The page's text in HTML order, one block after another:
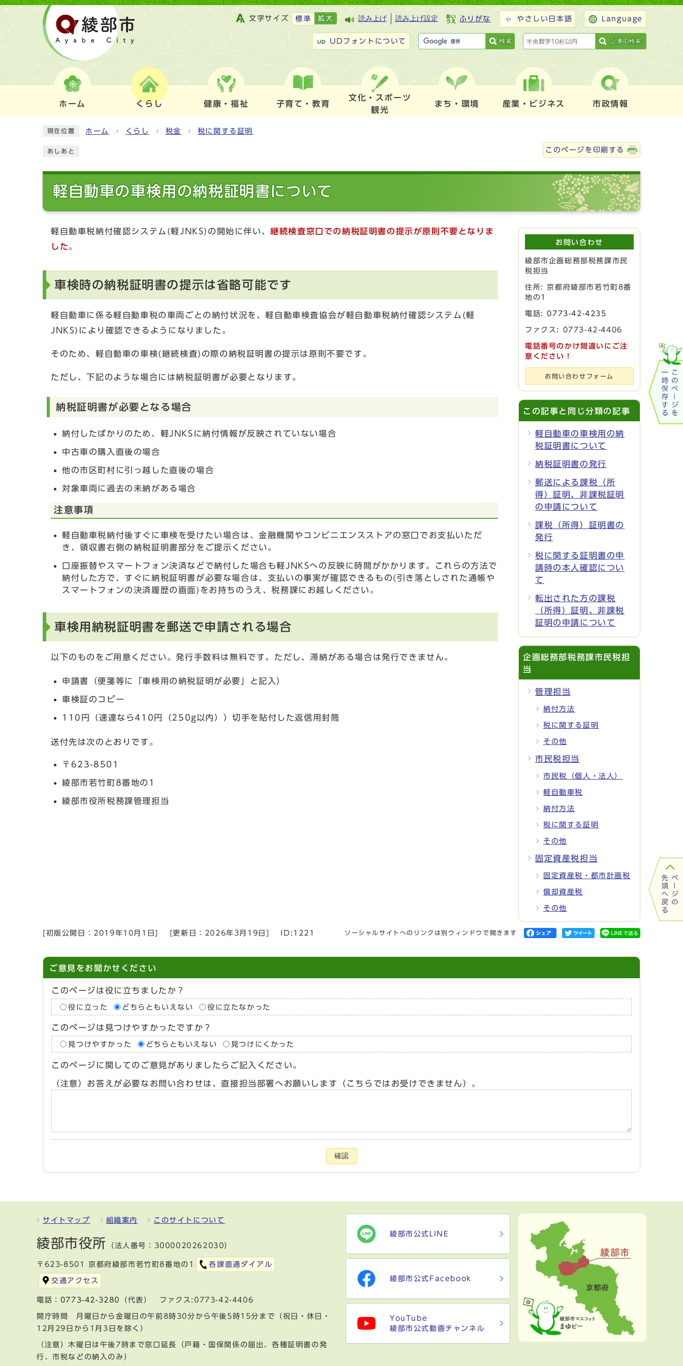
文字サイズ 標準 拡大 読み上げ 読み上げ設定 ふりがな やさしい日本語 Language
UDフォントについて 検索 記事ID検索
ホーム くらし 健康・福祉 子育て・教育
文化・スポーツ
観光
まち・環境 産業・ビジネス 市政情報
現在位置 ホーム くらし 税金 税に関する証明
あしあと このページを印刷する
軽自動車の車検用の納税証明書について
軽自動車税納付確認システム(軽JNKS)の開始に伴い、継続検査窓口での納税証明書の提示が原則不要となりま
した。
車検時の納税証明書の提示は省略可能です
軽自動車に係る軽自動車税の車両ごとの納付状況を、軽自動車検査協会が軽自動車税納付確認システム(軽
JNKS)により確認できるようになりました。
そのため、軽自動車の車検(継続検査)の際の納税証明書の提示は原則不要です。
ただし、下記のような場合には納税証明書が必要となります。
納税証明書が必要となる場合
納付したばかりのため、軽JNKSに納付情報が反映されていない場合
中古車の購入直後の場合
他の市区町村に引っ越した直後の場合
対象車両に過去の未納がある場合
注意事項
軽自動車税納付後すぐに車検を受けたい場合は、金融機関やコンビニエンスストアの窓口でお支払いただ
き、領収書右側の納税証明書部分をご提示ください。
口座振替やスマートフォン決済などで納付した場合も軽JNKSへの反映に時間がかかります。これらの方法で
納付した方で、すぐに納税証明書が必要な場合は、支払いの事実が確認できるもの(引き落としされた通帳や
スマートフォンの決済履歴の画面)をお持ちのうえ、税務課にお越しください。
車検用納税証明書を郵送で申請される場合
以下のものをご用意ください。発行手数料は無料です。ただし、滞納がある場合は発行できません。
申請書（便箋等に「車検用の納税証明が必要」と記入）
車検証のコピー
110円（速達なら410円（250g以内））切手を貼付した返信用封筒
送付先は次のとおりです。
〒623-8501
綾部市若竹町8番地の1
綾部市役所税務課管理担当
お問い合わせ
綾部市企画総務部税務課市民
税担当
住所: 京都府綾部市若竹町8番
地の1
電話:0773-42-4235
ファクス: 0773-42-4406
電話番号のかけ間違いにご注
意ください！
お問い合わせフォーム
この記事と同じ分類の記事
軽自動車の車検用の納
税証明書について
納税証明書の発行
郵送による課税（所
得）証明、非課税証明
の申請について
課税（所得）証明書の
発行
税に関する証明書の申
請時の本人確認につい
て
転出された方の課税
（所得）証明、非課税
証明の申請について
企画総務部税務課市民税担
当
管理担当
納付方法
税に関する証明
その他
市民税担当
市民税（個人・法人）
軽自動車税
納付方法
税に関する証明
その他
固定資産税担当
固定資産税・都市計画税
償却資産税
その他
[初版公開日： 2019年10月1日 [更新日： 2026年3月19日 ID:1221 ソーシャルサイトへのリンクは別ウィンドウで開きます
ご意見をお聞かせください
このページは役に立ちましたか？
役に立った どちらともいえない 役に立たなかった
このページは見つけやすかったですか？
見つけやすかった どちらともいえない 見つけにくかった
このページに関してのご意見がありましたらご記入ください。
（注意）お答えが必要なお問い合わせは、直接担当部署へお願いします（こちらではお受けできません）。
確認
サイトマップ 組織案内 このサイトについて
綾部市役所 （法人番号：3000020262030）
〒623-8501 京都府綾部市若竹町8番地の1 各課直通ダイアル
交通アクセス
電話： 0773-42-3280 （代表） ファクス:0773-42-4406
開庁時間 月曜日から金曜日の午前8時30分から午後5時15分まで（祝日・休日・
12月29日から1月3日を除く）
（注意）木曜日は午後7時まで窓口延長（戸籍・国保関係の届出、各種証明書の発
行、市税などの納入のみ）
綾部市公式LINE
綾部市公式Facebook
YouTube
綾部市公式動画チャンネル